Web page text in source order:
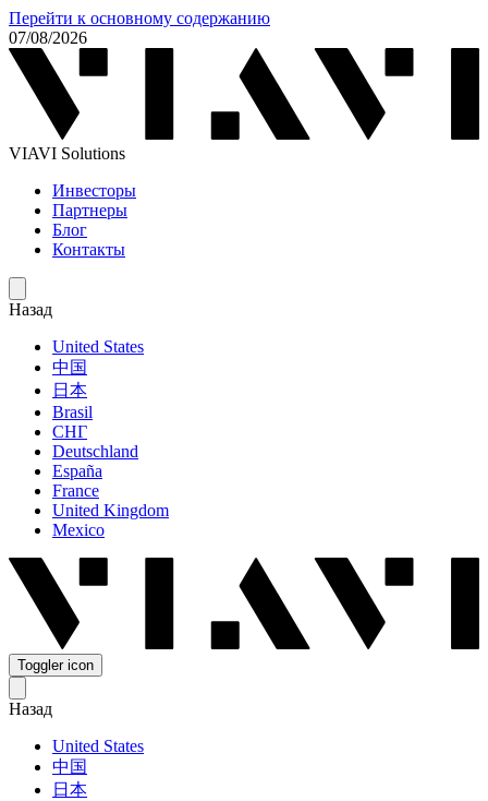
Перейти к основному содержанию
07/08/2026
VIAVI Solutions
Инвесторы
Партнеры
Блог
Контакты
Назад
United States
中国
日本
Brasil
СНГ
Deutschland
España
France
United Kingdom
Mexico
Toggler icon
Назад
United States
中国
日本